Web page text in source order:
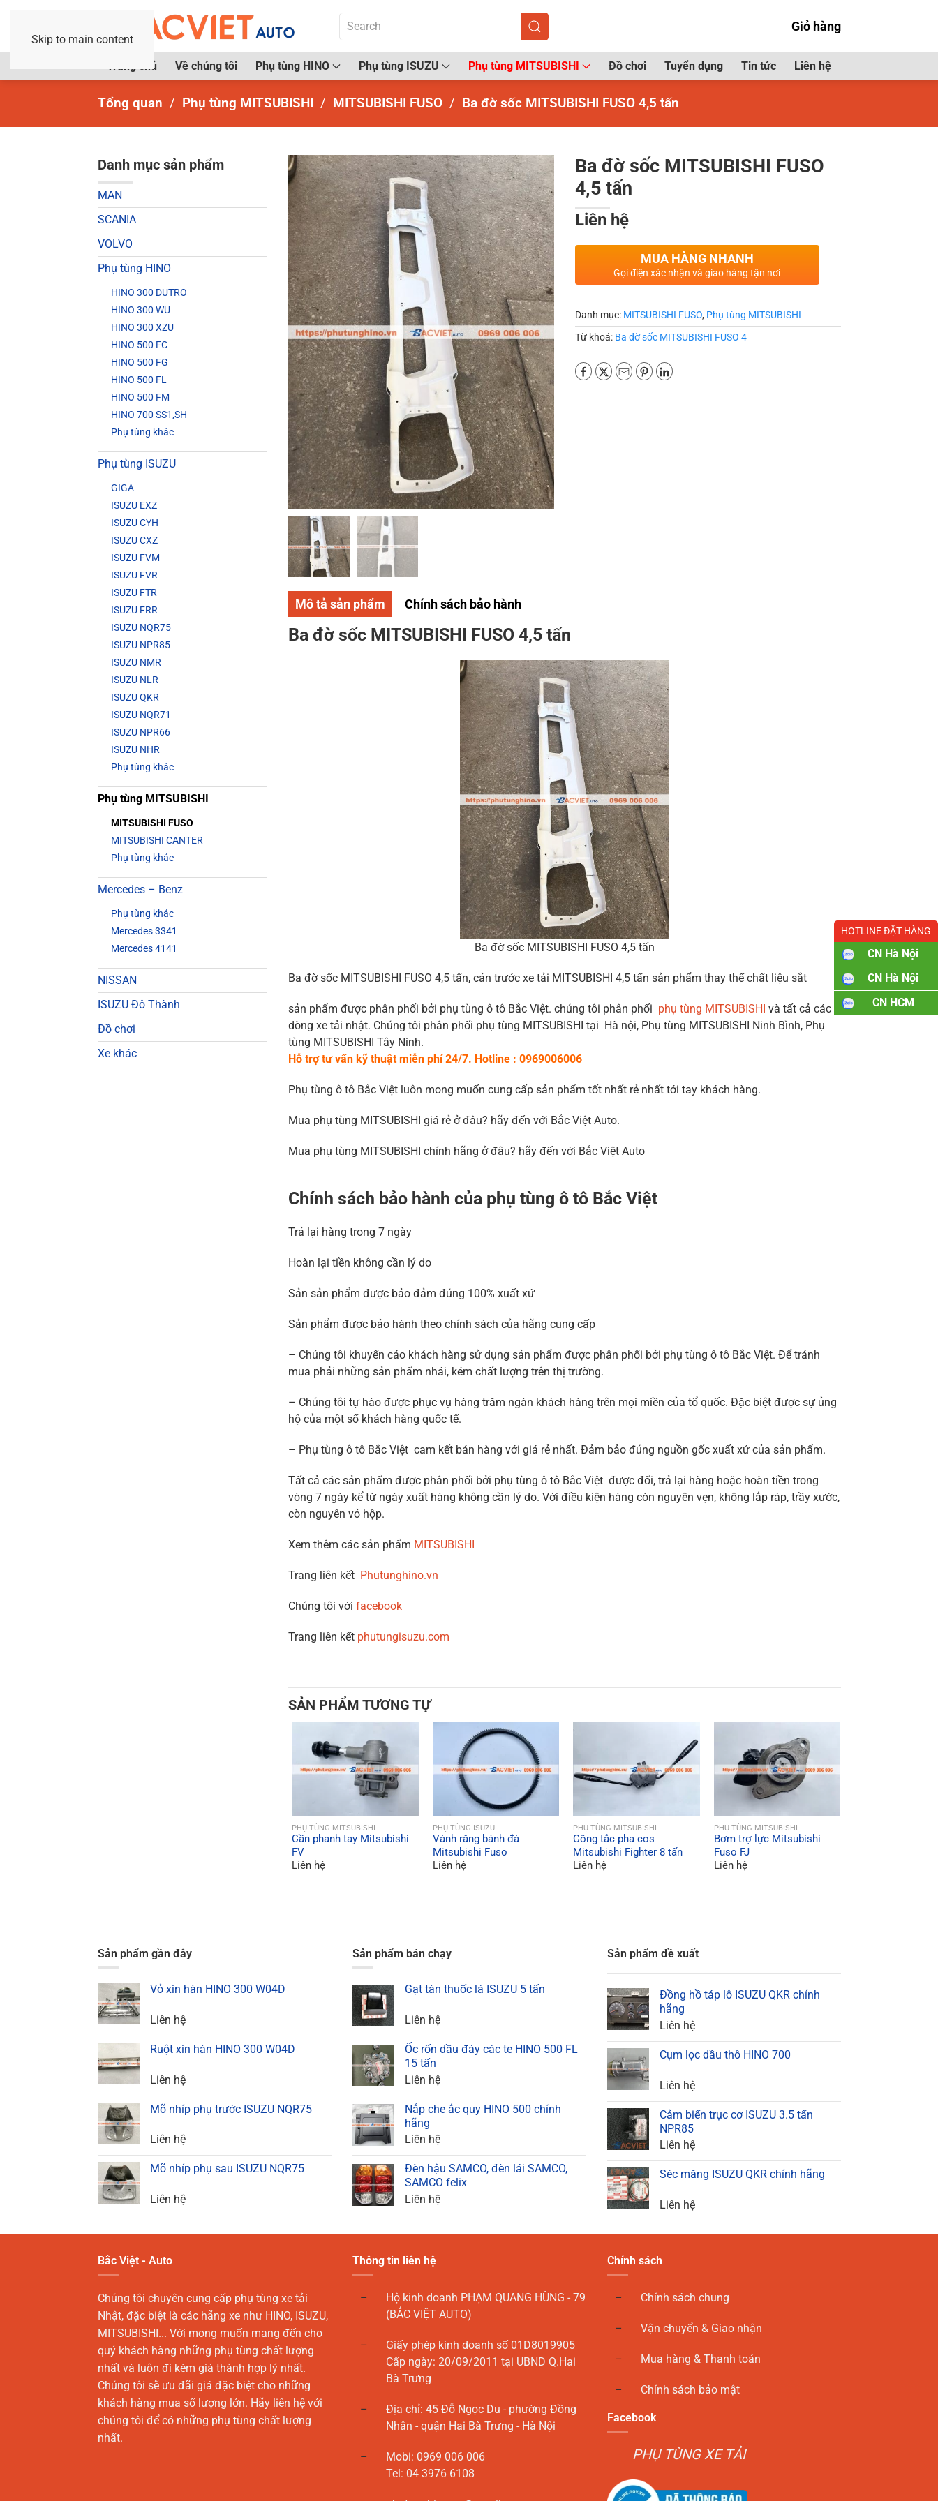
Skip to main content
Giỏ hàng
Trang chủ Về chúng tôi Phụ tùng HINO Phụ tùng ISUZU Phụ tùng MITSUBISHI Đồ chơi Tuyển dụng Tin tức Liên hệ
Tổng quan Phụ tùng MITSUBISHI MITSUBISHI FUSO Ba đờ sốc MITSUBISHI FUSO 4,5 tấn
Danh mục sản phẩm
MAN
SCANIA
VOLVO
Phụ tùng HINO
HINO 300 DUTRO
HINO 300 WU
HINO 300 XZU
HINO 500 FC
HINO 500 FG
HINO 500 FL
HINO 500 FM
HINO 700 SS1,SH
Phụ tùng khác
Phụ tùng ISUZU
GIGA
ISUZU EXZ
ISUZU CYH
ISUZU CXZ
ISUZU FVM
ISUZU FVR
ISUZU FTR
ISUZU FRR
ISUZU NQR75
ISUZU NPR85
ISUZU NMR
ISUZU NLR
ISUZU QKR
ISUZU NQR71
ISUZU NPR66
ISUZU NHR
Phụ tùng khác
Phụ tùng MITSUBISHI
MITSUBISHI FUSO
MITSUBISHI CANTER
Phụ tùng khác
Mercedes – Benz
Phụ tùng khác
Mercedes 3341
Mercedes 4141
NISSAN
ISUZU Đô Thành
Đồ chơi
Xe khác
Ba đờ sốc MITSUBISHI FUSO
4,5 tấn
Liên hệ
MUA HÀNG NHANH
Gọi điện xác nhận và giao hàng tận nơi
Danh mục: MITSUBISHI FUSO, Phụ tùng MITSUBISHI
Từ khoá: Ba đờ sốc MITSUBISHI FUSO 4
Mô tả sản phẩm Chính sách bảo hành
Ba đờ sốc MITSUBISHI FUSO 4,5 tấn
Ba đờ sốc MITSUBISHI FUSO 4,5 tấn
Ba đờ sốc MITSUBISHI FUSO 4,5 tấn, cản trước xe tải MITSUBISHI 4,5 tấn sản phẩm thay thế chất liệu sắt
sản phẩm được phân phối bởi phụ tùng ô tô Bắc Việt. chúng tôi phân phối phụ tùng MITSUBISHI và tất cả các
dòng xe tải nhật. Chúng tôi phân phối phụ tùng MITSUBISHI tại Hà nội, Phụ tùng MITSUBISHI Ninh Bình, Phụ
tùng MITSUBISHI Tây Ninh.
Hỗ trợ tư vấn kỹ thuật miễn phí 24/7. Hotline : 0969006006
Phụ tùng ô tô Bắc Việt luôn mong muốn cung cấp sản phẩm tốt nhất rẻ nhất tới tay khách hàng.
Mua phụ tùng MITSUBISHI giá rẻ ở đâu? hãy đến với Bắc Việt Auto.
Mua phụ tùng MITSUBISHI chính hãng ở đâu? hãy đến với Bắc Việt Auto
Chính sách bảo hành của phụ tùng ô tô Bắc Việt
Trả lại hàng trong 7 ngày
Hoàn lại tiền không cần lý do
Sản sản phẩm được bảo đảm đúng 100% xuất xứ
Sản phẩm được bảo hành theo chính sách của hãng cung cấp
– Chúng tôi khuyến cáo khách hàng sử dụng sản phẩm được phân phối bởi phụ tùng ô tô Bắc Việt. Để tránh
mua phải những sản phẩm nhái, kém chất lượng trên thị trường.
– Chúng tôi tự hào được phục vụ hàng trăm ngàn khách hàng trên mọi miền của tổ quốc. Đặc biệt được sự ủng
hộ của một số khách hàng quốc tế.
– Phụ tùng ô tô Bắc Việt cam kết bán hàng với giá rẻ nhất. Đảm bảo đúng nguồn gốc xuất xứ của sản phẩm.
Tất cả các sản phẩm được phân phối bởi phụ tùng ô tô Bắc Việt được đổi, trả lại hàng hoặc hoàn tiền trong
vòng 7 ngày kể từ ngày xuất hàng không cần lý do. Với điều kiện hàng còn nguyên vẹn, không lắp ráp, trầy xước,
còn nguyên vỏ hộp.
Xem thêm các sản phẩm MITSUBISHI
Trang liên kết Phutunghino.vn
Chúng tôi với facebook
Trang liên kết phutungisuzu.com
SẢN PHẨM TƯƠNG TỰ
QUICK VIEW
PHỤ TÙNG MITSUBISHI
Cần phanh tay Mitsubishi
FV
Liên hệ
QUICK VIEW
PHỤ TÙNG ISUZU
Vành răng bánh đà
Mitsubishi Fuso
Liên hệ
QUICK VIEW
PHỤ TÙNG MITSUBISHI
Công tắc pha cos
Mitsubishi Fighter 8 tấn
Liên hệ
QUICK VIEW
PHỤ TÙNG MITSUBISHI
Bơm trợ lực Mitsubishi
Fuso FJ
Liên hệ
Sản phẩm gần đây
Vỏ xin hàn HINO 300 W04D
Liên hệ
Ruột xin hàn HINO 300 W04D
Liên hệ
Mõ nhíp phụ trước ISUZU NQR75
Liên hệ
Mõ nhíp phụ sau ISUZU NQR75
Liên hệ
Sản phẩm bán chạy
Gạt tàn thuốc lá ISUZU 5 tấn
Liên hệ
Ốc rốn dầu đáy các te HINO 500 FL
15 tấn
Liên hệ
Nắp che ắc quy HINO 500 chính
hãng
Liên hệ
Đèn hậu SAMCO, đèn lái SAMCO,
SAMCO felix
Liên hệ
Sản phẩm đề xuất
Đồng hồ táp lô ISUZU QKR chính
hãng
Liên hệ
Cụm lọc dầu thô HINO 700
Liên hệ
Cảm biến trục cơ ISUZU 3.5 tấn
NPR85
Liên hệ
Séc măng ISUZU QKR chính hãng
Liên hệ
Bắc Việt - Auto
Chúng tôi chuyên cung cấp phụ tùng xe tải
Nhật, đặc biệt là các hãng xe như HINO, ISUZU,
MITSUBISHI... Với mong muốn mang đến cho
quý khách hàng những phụ tùng chất lượng
nhất và luôn đi kèm giá thành hợp lý nhất.
Chúng tôi sẽ ưu đãi giá đặc biệt cho những
khách hàng mua số lượng lớn. Hãy liên hệ với
chúng tôi để có những phụ tùng chất lượng
nhất.
Thông tin liên hệ
Hộ kinh doanh PHẠM QUANG HÙNG - 79
(BẮC VIỆT AUTO)
Giấy phép kinh doanh số 01D8019905
Cấp ngày: 20/09/2011 tại UBND Q.Hai
Bà Trưng
Địa chỉ: 45 Đỗ Ngọc Du - phường Đồng
Nhân - quận Hai Bà Trưng - Hà Nội
Mobi: 0969 006 006
Tel: 04 3976 6108
Chính sách
Chính sách chung
Vận chuyển & Giao nhận
Mua hàng & Thanh toán
Chính sách bảo mật
Facebook
PHỤ TÙNG XE TẢI
HOTLINE ĐẶT HÀNG
CN Hà Nội
CN Hà Nội
CN HCM